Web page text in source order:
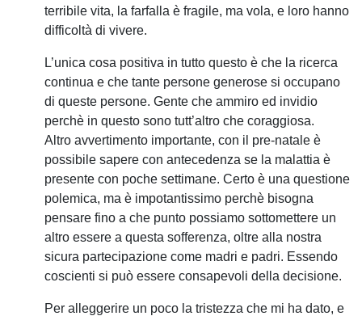
terribile vita, la farfalla è fragile, ma vola, e loro hanno
difficoltà di vivere.
L’unica cosa positiva in tutto questo è che la ricerca
continua e che tante persone generose si occupano
di queste persone. Gente che ammiro ed invidio
perchè in questo sono tutt’altro che coraggiosa.
Altro avvertimento importante, con il pre-natale è
possibile sapere con antecedenza se la malattia è
presente con poche settimane. Certo è una questione
polemica, ma è impotantissimo perchè bisogna
pensare fino a che punto possiamo sottomettere un
altro essere a questa sofferenza, oltre alla nostra
sicura partecipazione come madri e padri. Essendo
coscienti si può essere consapevoli della decisione.
Per alleggerire un poco la tristezza che mi ha dato, e